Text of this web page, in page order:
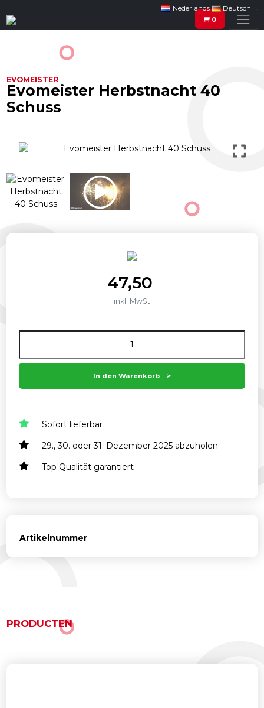
Nederlands
Deutsch
0
EVOMEISTER
Evomeister Herbstnacht 40
Schuss
47,50
inkl. MwSt
In den Warenkorb
Sofort lieferbar
29., 30. oder 31. Dezember 2025 abzuholen
Top Qualität garantiert
Artikelnummer
PRODUCTEN
Ähnliche Produkte